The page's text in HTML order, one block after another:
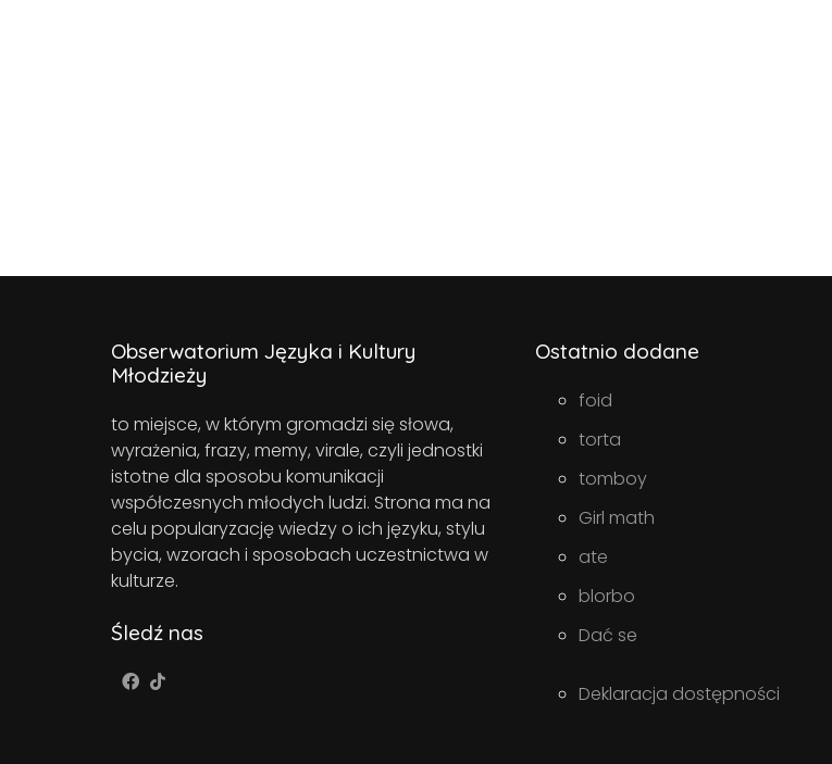
Obserwatorium Języka i Kultury
Młodzieży
to miejsce, w którym gromadzi się słowa,
wyrażenia, frazy, memy, virale, czyli jednostki
istotne dla sposobu komunikacji
współczesnych młodych ludzi. Strona ma na
celu popularyzację wiedzy o ich języku, stylu
bycia, wzorach i sposobach uczestnictwa w
kulturze.
Śledź nas
Ostatnio dodane
foid
torta
tomboy
Girl math
ate
blorbo
Dać se
Deklaracja dostępności